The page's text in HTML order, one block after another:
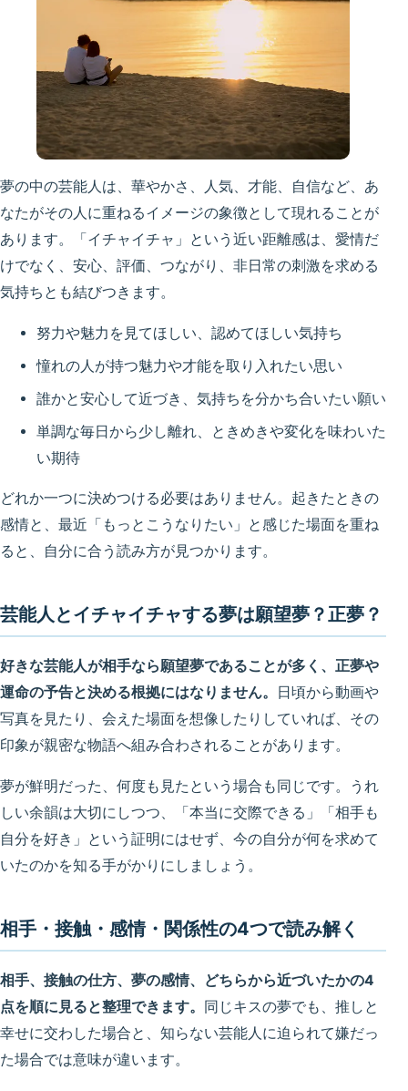
夢の中の芸能人は、華やかさ、人気、才能、自信など、あ
なたがその人に重ねるイメージの象徴として現れることが
あります。「イチャイチャ」という近い距離感は、愛情だ
けでなく、安心、評価、つながり、非日常の刺激を求める
気持ちとも結びつきます。
努力や魅力を見てほしい、認めてほしい気持ち
憧れの人が持つ魅力や才能を取り入れたい思い
誰かと安心して近づき、気持ちを分かち合いたい願い
単調な毎日から少し離れ、ときめきや変化を味わいた
い期待
どれか一つに決めつける必要はありません。起きたときの
感情と、最近「もっとこうなりたい」と感じた場面を重ね
ると、自分に合う読み方が見つかります。
芸能人とイチャイチャする夢は願望夢？正夢？
好きな芸能人が相手なら願望夢であることが多く、正夢や
運命の予告と決める根拠にはなりません。
日頃から動画や
写真を見たり、会えた場面を想像したりしていれば、その
印象が親密な物語へ組み合わされることがあります。
夢が鮮明だった、何度も見たという場合も同じです。うれ
しい余韻は大切にしつつ、「本当に交際できる」「相手も
自分を好き」という証明にはせず、今の自分が何を求めて
いたのかを知る手がかりにしましょう。
相手・接触・感情・関係性の4つで読み解く
相手、接触の仕方、夢の感情、どちらから近づいたかの4
点を順に見ると整理できます。 同じキスの夢でも、推しと
幸せに交わした場合と、知らない芸能人に迫られて嫌だっ
た場合では意味が違います。